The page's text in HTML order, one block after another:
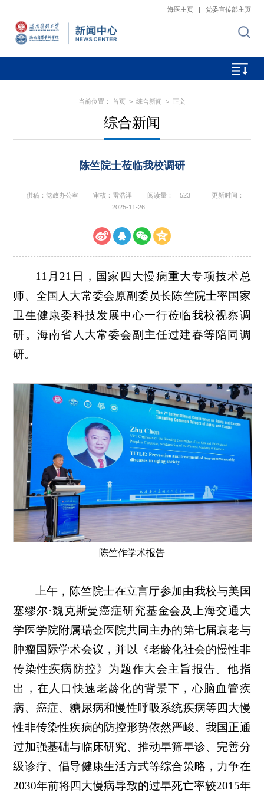
海医主页 | 党委宣传部主页
当前位置： 首页 > 综合新闻 > 正文
综合新闻
陈竺院士莅临我校调研
供稿：党政办公室 审核：雷浩泽 阅读量： 523
更新时间：
2025-11-26
11月21日，国家四大慢病重大专项技术总
师、全国人大常委会原副委员长陈竺院士率国家
卫生健康委科技发展中心一行莅临我校视察调
研。海南省人大常委会副主任过建春等陪同调
研。
陈竺作学术报告
上午，陈竺院士在立言厅参加由我校与美国
塞缪尔·魏克斯曼癌症研究基金会及上海交通大
学医学院附属瑞金医院共同主办的第七届衰老与
肿瘤国际学术会议，并以《老龄化社会的慢性非
传染性疾病防控》为题作大会主旨报告。他指
出，在人口快速老龄化的背景下，心脑血管疾
病、癌症、糖尿病和慢性呼吸系统疾病等四大慢
性非传染性疾病的防控形势依然严峻。我国正通
过加强基础与临床研究、推动早筛早诊、完善分
级诊疗、倡导健康生活方式等综合策略，力争在
2030年前将四大慢病导致的过早死亡率较2015年